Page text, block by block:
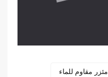
مئزر مقاوم للماء